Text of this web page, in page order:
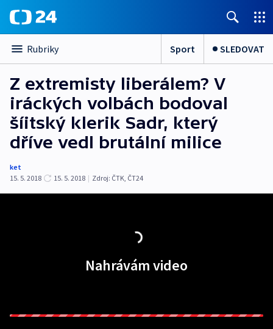
Rubriky Sport SLEDOVAT
Z extremisty liberálem? V
iráckých volbách bodoval
šíitský klerik Sadr, který
dříve vedl brutální milice
ket
15. 5. 2018
15. 5. 2018 | Zdroj: ČTK, ČT24
Nahrávám video